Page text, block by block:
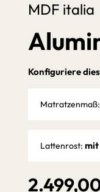
MDF italia
Konfiguriere
Matratzenmaß:
Lattenrost: mit